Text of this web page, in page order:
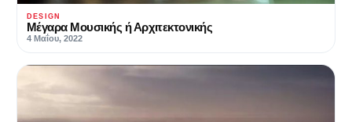
DESIGN
Μέγαρα Μουσικής ή Αρχιτεκτονικής
4 Μαΐου, 2022